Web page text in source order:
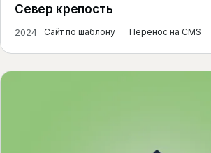
Север крепость
2024 Сайт по шаблону Перенос на CMS